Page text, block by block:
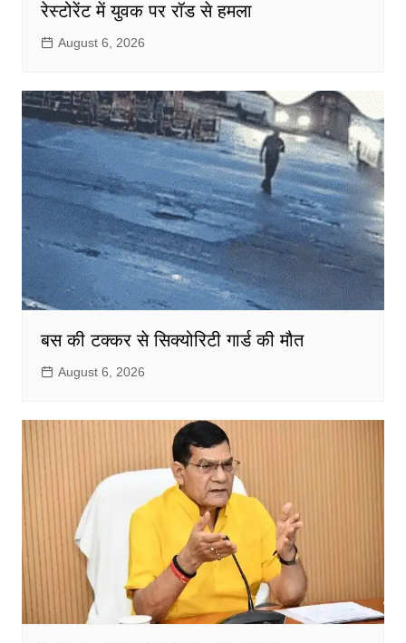
रेस्टोरेंट में युवक पर रॉड से हमला
August 6, 2026
बस की टक्कर से सिक्योरिटी गार्ड की मौत
August 6, 2026